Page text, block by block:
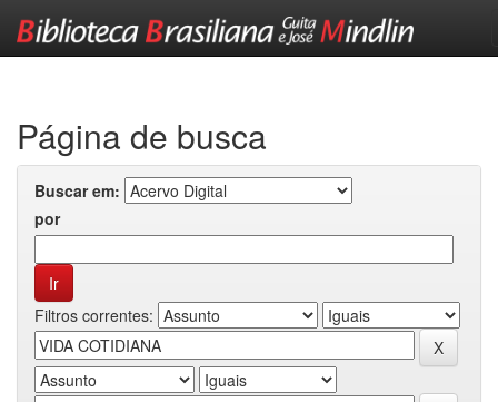
Página de busca
Buscar em:
por
Filtros correntes: